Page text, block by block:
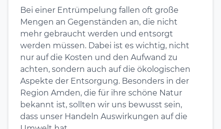
Bei einer Entrümpelung fallen oft große
Mengen an Gegenständen an, die nicht
mehr gebraucht werden und entsorgt
werden müssen. Dabei ist es wichtig, nicht
nur auf die Kosten und den Aufwand zu
achten, sondern auch auf die ökologischen
Aspekte der Entsorgung. Besonders in der
Region Amden, die für ihre schöne Natur
bekannt ist, sollten wir uns bewusst sein,
dass unser Handeln Auswirkungen auf die